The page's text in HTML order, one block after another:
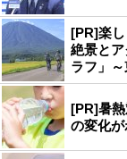
[PR]楽
絶景と
ラフ」
[PR]暑熱
の変化